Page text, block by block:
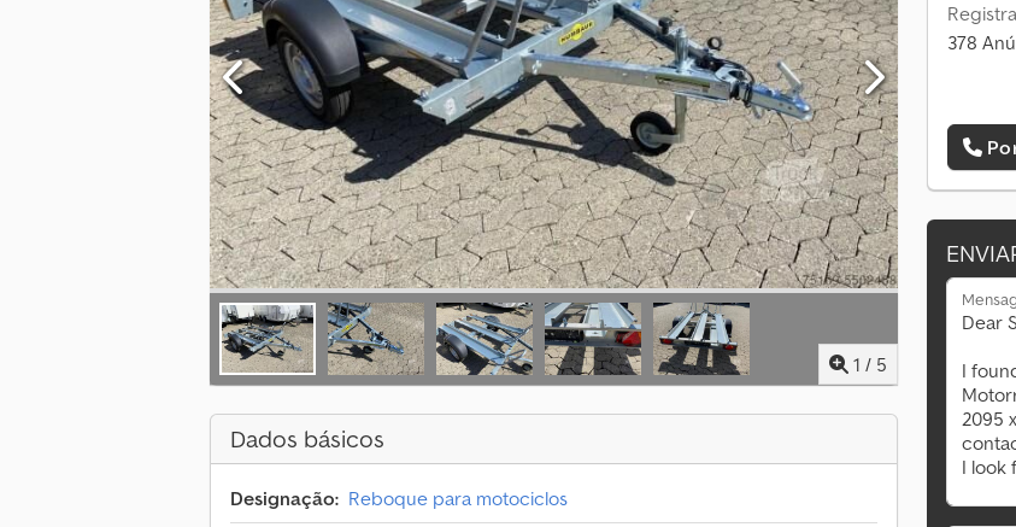
1 / 5
Dados básicos
Designação: Reboque para motociclos
378